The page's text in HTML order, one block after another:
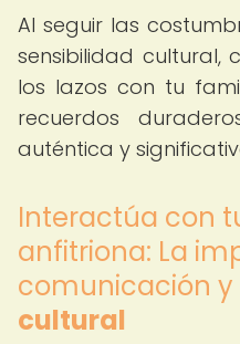
Al seguir las
sensibilidad cultural,
los lazos con tu
recuerdos
auténtica y
Interactúa con
anfitriona: La
comunicación y
cultural